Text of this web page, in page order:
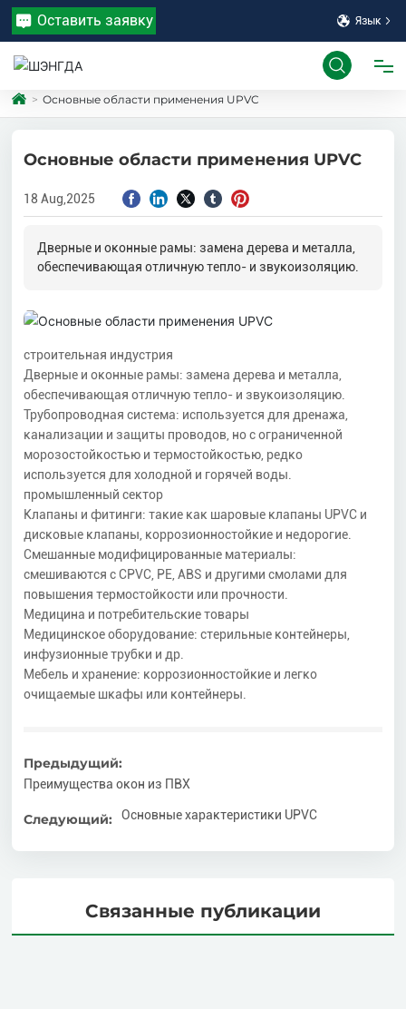
Оставить заявку Язык
ГЛАВНАЯ
ПРОДУКТЫ
НОВОСТИ
КОНТАКТ
Основные области применения UPVC
Основные области применения UPVC
18 Aug,2025
Дверные и оконные рамы: замена дерева и металла,
обеспечивающая отличную тепло- и звукоизоляцию.
строительная индустрия
Дверные и оконные рамы: замена дерева и металла,
обеспечивающая отличную тепло- и звукоизоляцию.
Трубопроводная система: используется для дренажа,
канализации и защиты проводов, но с ограниченной
морозостойкостью и термостойкостью, редко
используется для холодной и горячей воды.
промышленный сектор
Клапаны и фитинги: такие как шаровые клапаны UPVC и
дисковые клапаны, коррозионностойкие и недорогие.
Смешанные модифицированные материалы:
смешиваются с CPVC, PE, ABS и другими смолами для
повышения термостойкости или прочности.
Медицина и потребительские товары
Медицинское оборудование: стерильные контейнеры,
инфузионные трубки и др.
Мебель и хранение: коррозионностойкие и легко
очищаемые шкафы или контейнеры.
Предыдущий:
Преимущества окон из ПВХ
Следующий: Основные характеристики UPVC
Связанные публикации